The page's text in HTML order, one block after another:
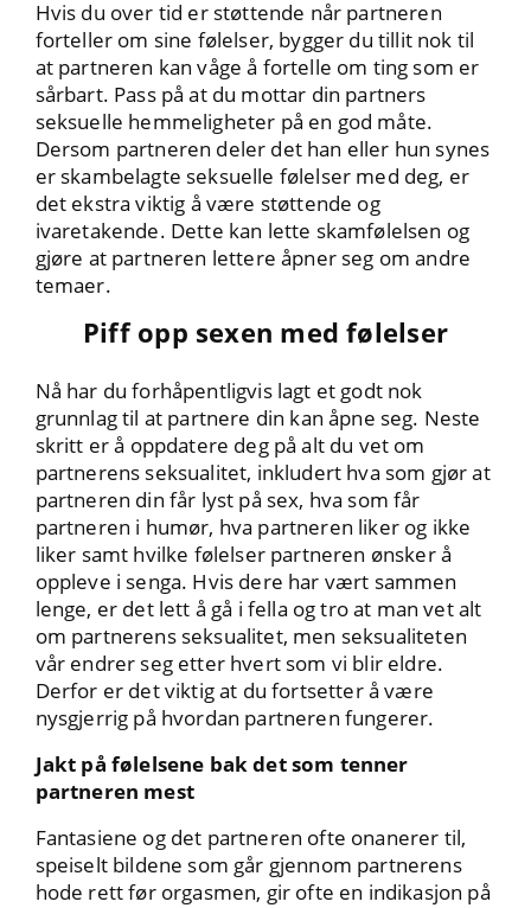
Hvis du over tid er støttende når partneren
forteller om sine følelser, bygger du tillit nok til
at partneren kan våge å fortelle om ting som er
sårbart. Pass på at du mottar din partners
seksuelle hemmeligheter på en god måte.
Dersom partneren deler det han eller hun synes
er skambelagte seksuelle følelser med deg, er
det ekstra viktig å være støttende og
ivaretakende. Dette kan lette skamfølelsen og
gjøre at partneren lettere åpner seg om andre
temaer.
Piff opp sexen med følelser
Nå har du forhåpentligvis lagt et godt nok
grunnlag til at partnere din kan åpne seg. Neste
skritt er å oppdatere deg på alt du vet om
partnerens seksualitet, inkludert hva som gjør at
partneren din får lyst på sex, hva som får
partneren i humør, hva partneren liker og ikke
liker samt hvilke følelser partneren ønsker å
oppleve i senga. Hvis dere har vært sammen
lenge, er det lett å gå i fella og tro at man vet alt
om partnerens seksualitet, men seksualiteten
vår endrer seg etter hvert som vi blir eldre.
Derfor er det viktig at du fortsetter å være
nysgjerrig på hvordan partneren fungerer.
Jakt på følelsene bak det som tenner
partneren mest
Fantasiene og det partneren ofte onanerer til,
speiselt bildene som går gjennom partnerens
hode rett før orgasmen, gir ofte en indikasjon på